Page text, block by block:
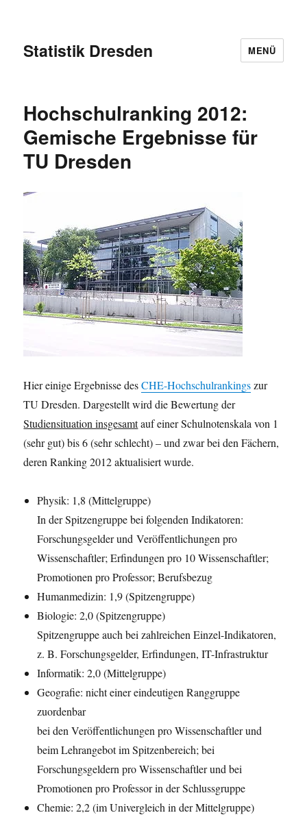
Statistik Dresden MENÜ
Hochschulranking 2012:
Gemische Ergebnisse für
TU Dresden
Hier einige Ergebnisse desCHE-Hochschulrankingszur
TU Dresden. Dargestellt wird die Bewertung der
Studiensituation insgesamtauf einer Schulnotenskala von 1
(sehr gut) bis 6 (sehr schlecht) – und zwar bei den Fächern,
deren Ranking 2012 aktualisiert wurde.
Physik: 1,8 (Mittelgruppe)
In der Spitzengruppe bei folgenden Indikatoren:
Forschungsgelder und Veröffentlichungen pro
Wissenschaftler; Erfindungen pro 10 Wissenschaftler;
Promotionen pro Professor; Berufsbezug
Humanmedizin: 1,9 (Spitzengruppe)
Biologie: 2,0 (Spitzengruppe)
Spitzengruppe auch bei zahlreichen Einzel-Indikatoren,
z. B. Forschungsgelder, Erfindungen, IT-Infrastruktur
Informatik: 2,0 (Mittelgruppe)
Geografie: nicht einer eindeutigen Ranggruppe
zuordenbar
bei den Veröffentlichungen pro Wissenschaftler und
beim Lehrangebot im Spitzenbereich; bei
Forschungsgeldern pro Wissenschaftler und bei
Promotionen pro Professor in der Schlussgruppe
Chemie: 2,2 (im Univergleich in der Mittelgruppe)